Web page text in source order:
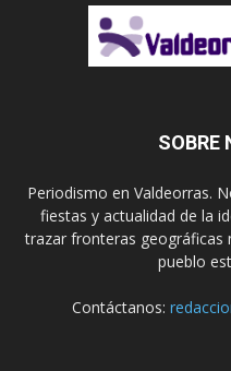
SOBRE
Periodismo en Valdeorras.
fiestas y actualidad de la
trazar fronteras geográficas
pueblo
Contáctanos: